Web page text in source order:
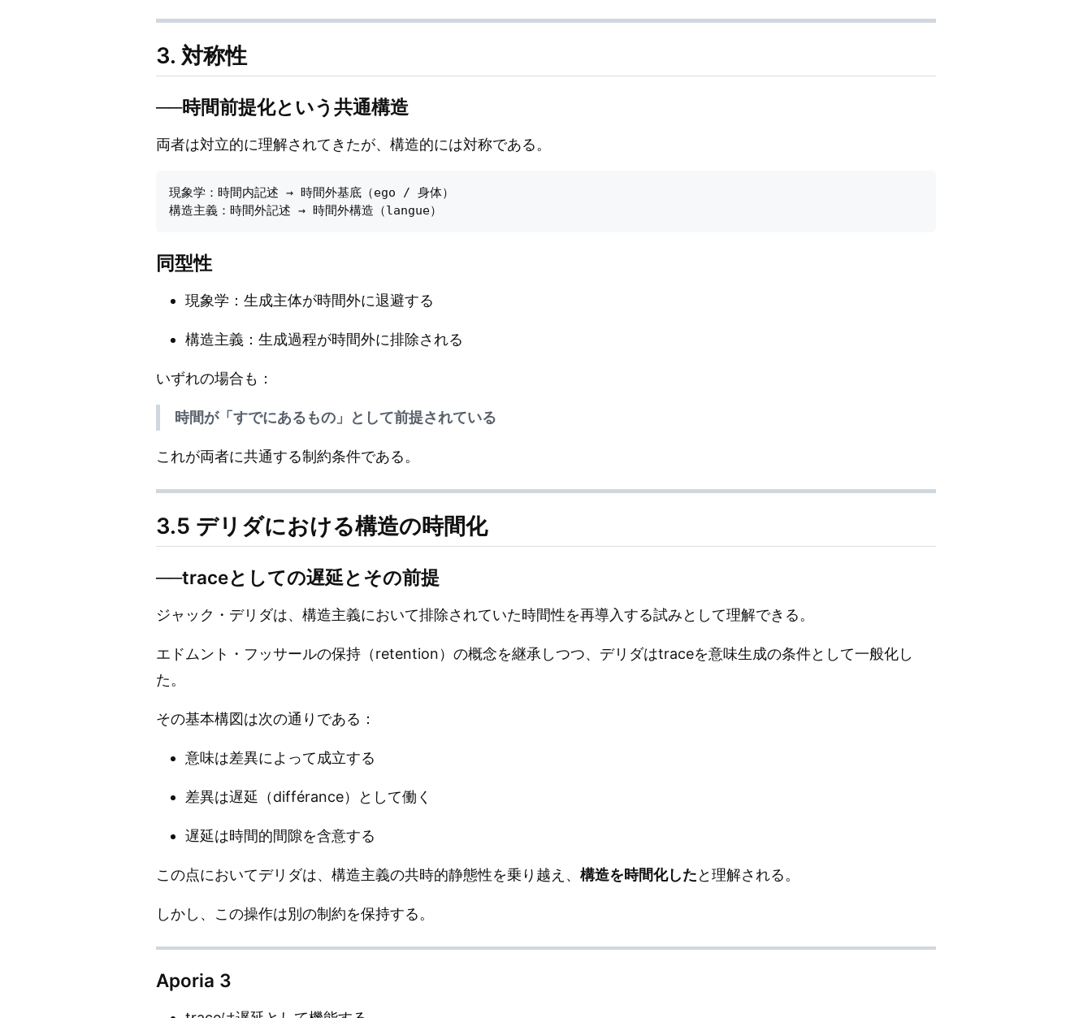
3. 対称性
──時間前提化という共通構造
両者は対立的に理解されてきたが、構造的には対称である。
現象学：時間内記述 → 時間外基底（ego / 身体）
同型性
現象学：生成主体が時間外に退避する
構造主義：生成過程が時間外に排除される
いずれの場合も：
時間が「すでにあるもの」として前提されている
これが両者に共通する制約条件である。
3.5 デリダにおける構造の時間化
──traceとしての遅延とその前提
ジャック・デリダは、構造主義において排除されていた時間性を再導入する試みとして理解できる。
エドムント・フッサールの保持（retention）の概念を継承しつつ、デリダはtraceを意味生成の条件として一般化し
た。
その基本構図は次の通りである：
意味は差異によって成立する
差異は遅延（différance）として働く
遅延は時間的間隙を含意する
この点においてデリダは、構造主義の共時的静態性を乗り越え、 構造を時間化したと理解される。
しかし、この操作は別の制約を保持する。
Aporia 3